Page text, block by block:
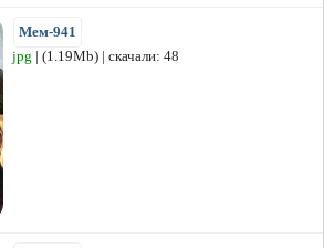
Мем-941
jpg | (1.19Mb) | скачали: 48